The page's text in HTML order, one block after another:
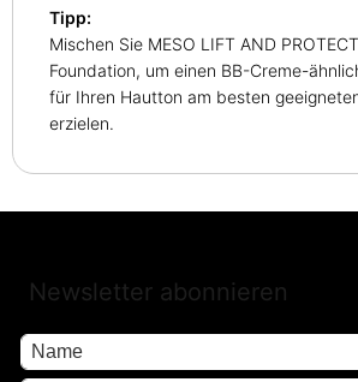
Tipp:
Mischen Sie MESO LIFT AND
Foundation, um einen BB-Creme-
für Ihren Hautton am besten
erzielen.
Newsletter abonnieren